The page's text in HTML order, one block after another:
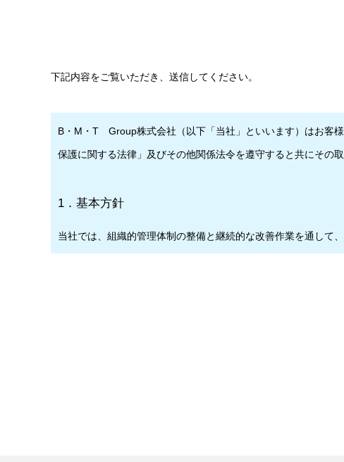
下記内容をご覧いただき、送信してください。
B・M・T Group株式会社（以下「当社」といいます）はお客
保護に関する法律」及びその他関係法令を遵守すると共にその
1．基本方針
当社では、組織的管理体制の整備と継続的な改善作業を通して